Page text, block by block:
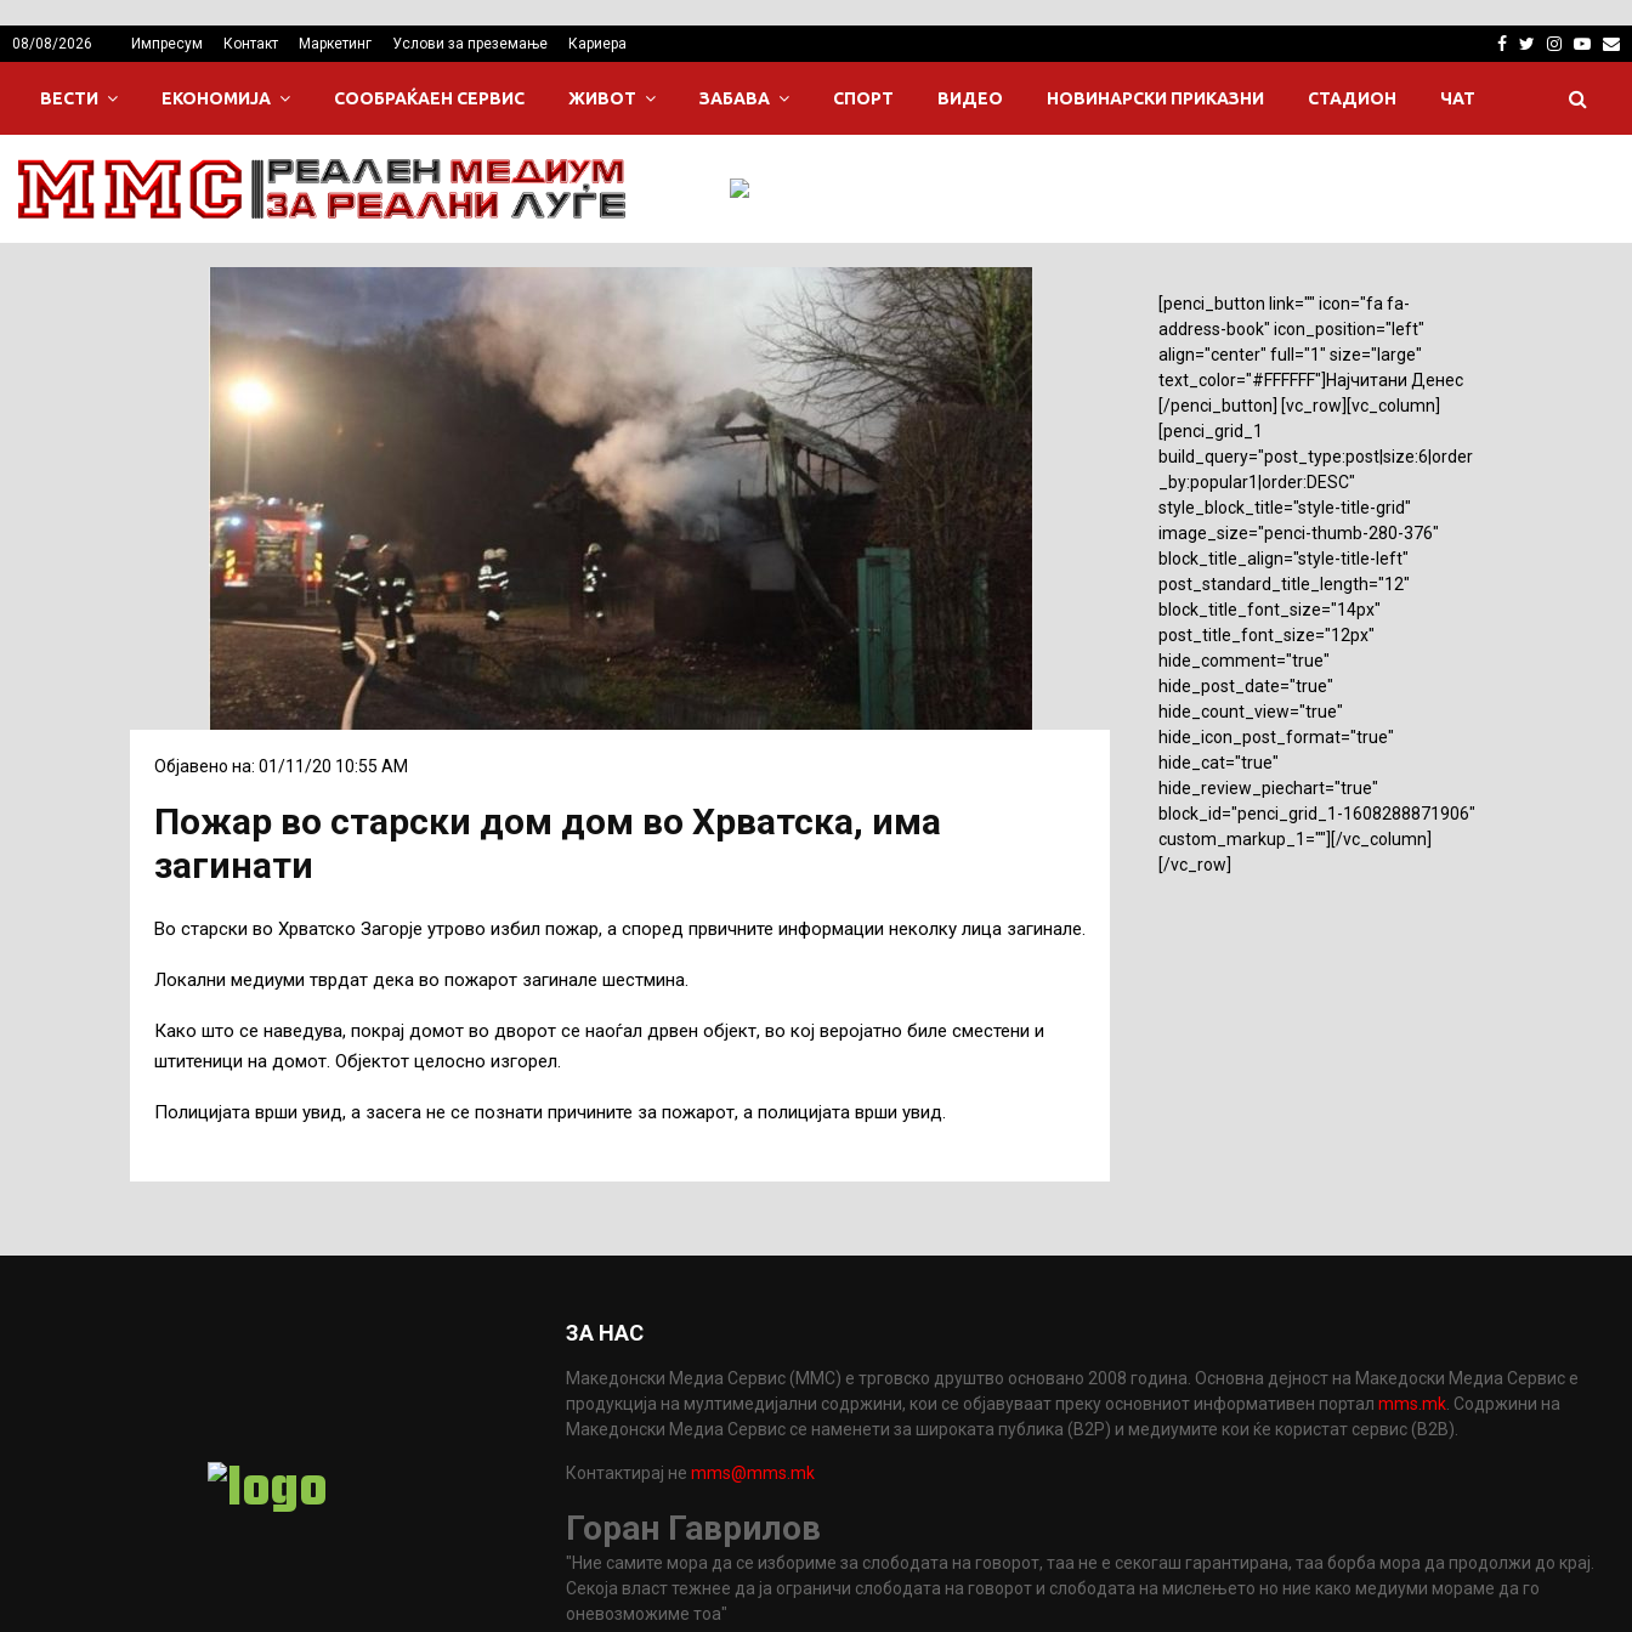
08/08/2026 Импресум Контакт Маркетинг Услови за преземање Кариера Facebook
Twitter
ВЕСТИ ЕКОНОМИЈА СООБРАЌАЕН СЕРВИС ЖИВОТ ЗАБАВА СПОРТ ВИДЕО НОВИНАРСКИ ПРИКАЗНИ СТАДИОН ЧАТ
Објавено на: 01/11/20 10:55 AM
Пожар во старски дом дом во Хрватска, има
загинати
Во старски во Хрватско Загорје утрово избил пожар, а според првичните информации неколку лица загинале.
Локални медиуми тврдат дека во пожарот загинале шестмина.
Како што се наведува, покрај домот во дворот се наоѓал дрвен објект, во кој веројатно биле сместени и
штитеници на домот. Објектот целосно изгорел.
Полицијата врши увид, а засега не се познати причините за пожарот, а полицијата врши увид.
[penci_button link="" icon="fa fa-
address-book" icon_position="left"
align="center" full="1" size="large"
text_color="#FFFFFF"]Најчитани Денес
[/penci_button] [vc_row][vc_column]
[penci_grid_1
build_query="post_type:post|size:6|order
_by:popular1|order:DESC"
style_block_title="style-title-grid"
image_size="penci-thumb-280-376"
block_title_align="style-title-left"
post_standard_title_length="12"
block_title_font_size="14px"
post_title_font_size="12px"
hide_comment="true"
hide_post_date="true"
hide_count_view="true"
hide_icon_post_format="true"
hide_cat="true"
hide_review_piechart="true"
block_id="penci_grid_1-1608288871906"
custom_markup_1=""][/vc_column]
[/vc_row]
ЗА НАС
Македонски Медиа Сервис (ММС) е трговско друштво основано 2008 година. Основна дејност на Македоски Медиа Сервис е
продукција на мултимедијални содржини, кои се објавуваат преку основниот информативен порталmms.mk. Содржини на
Македонски Медиа Сервис се наменети за широката публика (B2P) и медиумите кои ќе користат сервис (B2B).
Контактирај неmms@mms.mk
Горан Гаврилов
"Ние самите мора да се избориме за слободата на говорот, таа не е секогаш гарантирана, таа борба мора да продолжи до крај.
Секоја власт тежнее да ја ограничи слободата на говорот и слободата на мислењето но ние како медиуми мораме да го
оневозможиме тоа"